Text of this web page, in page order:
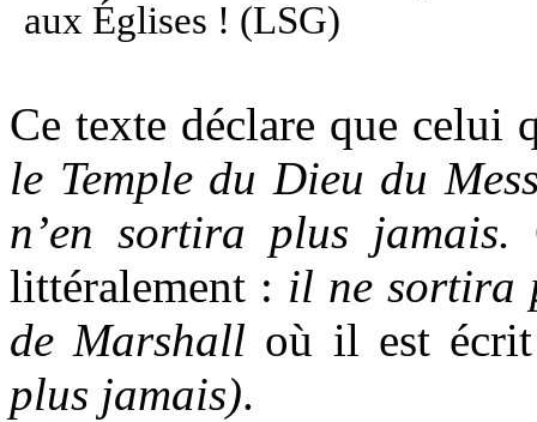
aux Églises ! (LSG)
Ce texte déclare que
le Temple du Dieu du
n’en sortira plus jamais.
littéralement : il ne sortira
de Marshall où il est
plus jamais).